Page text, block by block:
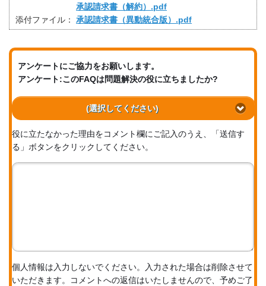
添付ファイル：
承認請求書（解約）.pdf
承認請求書（異動統合版）.pdf
アンケートにご協力をお願いします。
アンケート:このFAQは問題解決の役に立ちましたか?
(選択してください)
役に立たなかった理由をコメント欄にご記入のうえ、「送信す
る」ボタンをクリックしてください。
個人情報は入力しないでください。入力された場合は削除させて
いただきます。コメントへの返信はいたしませんので、予めご了